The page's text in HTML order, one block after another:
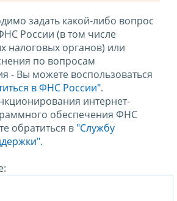
задать какой-либо вопрос
России (в том числе
налоговых органов) или
по вопросам
- Вы можете воспользоваться
в ФНС России".
интернет-
обеспечения ФНС
обратиться в "Службу